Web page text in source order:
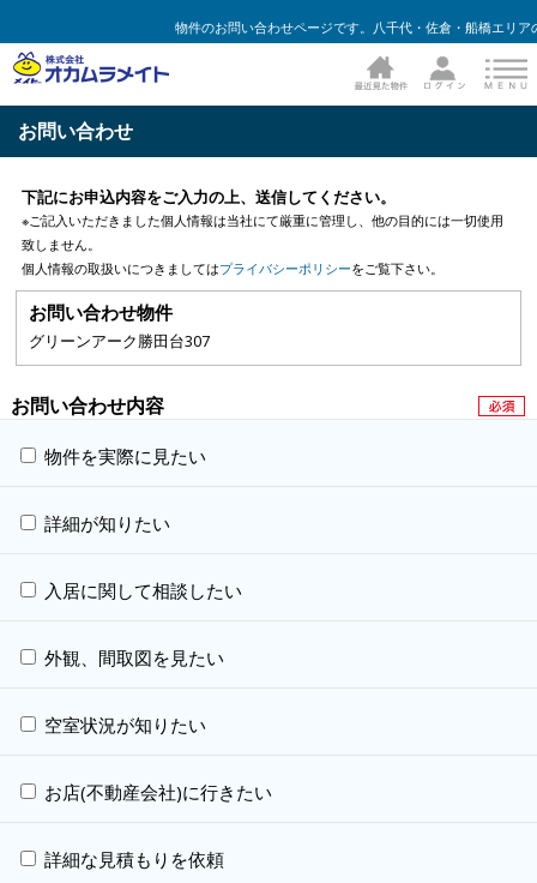
物件のお問い合わせページです。八千代・佐倉・船橋エリア
お問い合わせ
下記にお申込内容をご入力の上、送信してください。
※ご記入いただきました個人情報は当社にて厳重に管理し、他の目的には一切使用
致しません。
個人情報の取扱いにつきましてはプライバシーポリシーをご覧下さい。
お問い合わせ物件
グリーンアーク勝田台307
お問い合わせ内容
物件を実際に見たい
詳細が知りたい
入居に関して相談したい
外観、間取図を見たい
空室状況が知りたい
お店(不動産会社)に行きたい
詳細な見積もりを依頼